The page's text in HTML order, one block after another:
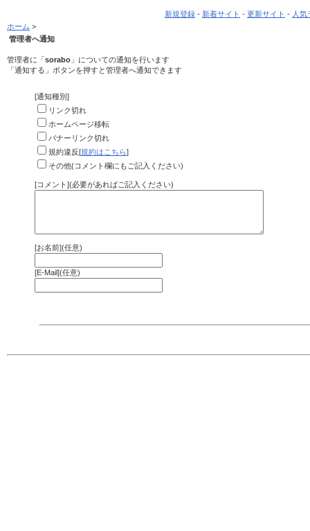
新規登録 - 新着サイト - 更新サイト - 人
ホーム >
管理者へ通知
管理者に「sorabo 」についての通知を行います
「通知する」ボタンを押すと管理者へ通知できます
[通知種別]
リンク切れ
ホームページ移転
バナーリンク切れ
規約違反[規約はこちら]
その他(コメント欄にもご記入ください)
[コメント](必要があればご記入ください)
[お名前](任意)
[E-Mail](任意)